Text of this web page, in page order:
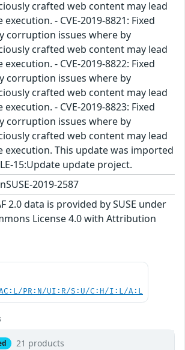
crafted web content may lead
- CVE-2019-8821: Fixed
corruption issues where by
crafted web content may lead
- CVE-2019-8822: Fixed
corruption issues where by
crafted web content may lead
- CVE-2019-8823: Fixed
corruption issues where by
crafted web content may lead
This update was imported
15:Update update project.
2019-2587
2.0 data is provided by SUSE under
License 4.0 with Attribution
PR:N/UI:R/S:U/C:H/I:L/A:L
21 products